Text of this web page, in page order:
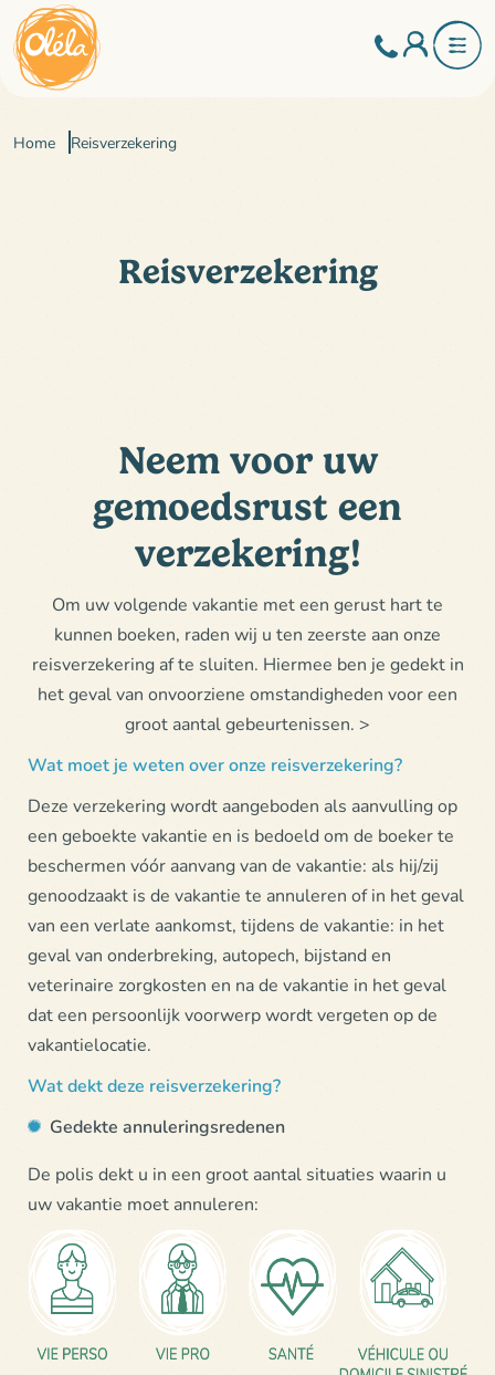
Home Reisverzekering
Reisverzekering
Neem voor uw
gemoedsrust een
verzekering!
Om uw volgende vakantie met een gerust hart te
kunnen boeken, raden wij u ten zeerste aan onze
reisverzekering af te sluiten. Hiermee ben je gedekt in
het geval van onvoorziene omstandigheden voor een
groot aantal gebeurtenissen. >
Wat moet je weten over onze reisverzekering?
Deze verzekering wordt aangeboden als aanvulling op
een geboekte vakantie en is bedoeld om de boeker te
beschermen vóór aanvang van de vakantie: als hij/zij
genoodzaakt is de vakantie te annuleren of in het geval
van een verlate aankomst, tijdens de vakantie: in het
geval van onderbreking, autopech, bijstand en
veterinaire zorgkosten en na de vakantie in het geval
dat een persoonlijk voorwerp wordt vergeten op de
vakantielocatie.
Wat dekt deze reisverzekering?
Gedekte annuleringsredenen
De polis dekt u in een groot aantal situaties waarin u
uw vakantie moet annuleren: